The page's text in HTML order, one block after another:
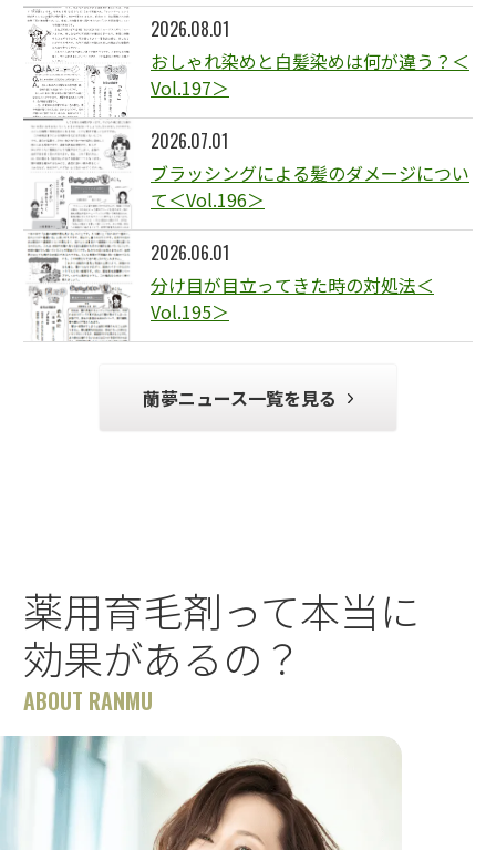
2026.08.01
おしゃれ染めと白髪染めは何が違う？＜
Vol.197＞
2026.07.01
ブラッシングによる髪のダメージについ
て＜Vol.196＞
2026.06.01
分け目が目立ってきた時の対処法＜
Vol.195＞
蘭夢ニュース一覧を見る
薬用育毛剤って本当に
効果があるの？
ABOUT RANMU